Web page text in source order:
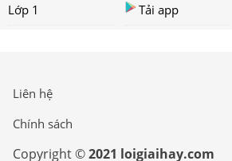
Lớp 1
Tải app
Liên hệ
Chính sách
Copyright ©2021 loigiaihay.com